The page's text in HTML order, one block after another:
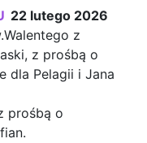
22 lutego 2026
z
z prośbą o
dla Pelagii i Jana
prośbą o